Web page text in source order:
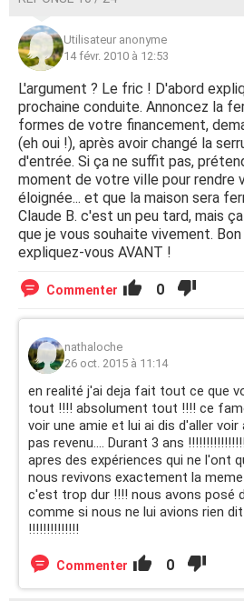
Utilisateur anonyme
14 févr. 2010 à 12:53
L'argument ? Le fric ! D'abord
prochaine conduite. Annoncez la
formes de votre financement,
(eh oui !), après avoir changé la
d'entrée. Si ça ne suffit pas,
moment de votre ville pour rendre
éloignée... et que la maison sera
Claude B. c'est un peu tard, mais
que je vous souhaite vivement.
expliquez-vous AVANT !
Commenter 0
nathaloche
26 oct. 2015 à 11:14
en realité j'ai deja fait tout ce que
tout !!!! absolument tout !!!! ce
voir une amie et lui ai dis d'aller voir
pas revenu.... Durant 3 ans
apres des expériences qui ne l'ont
nous revivons exactement la
c'est trop dur !!!! nous avons posé
comme si nous ne lui avions rien
!!!!!!!!!!!!!!
Commenter 0